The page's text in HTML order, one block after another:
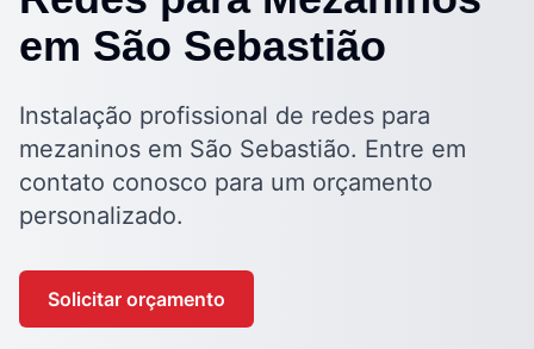
em São Sebastião
Instalação profissional de redes para
mezaninos em São Sebastião. Entre em
contato conosco para um orçamento
personalizado.
Solicitar orçamento